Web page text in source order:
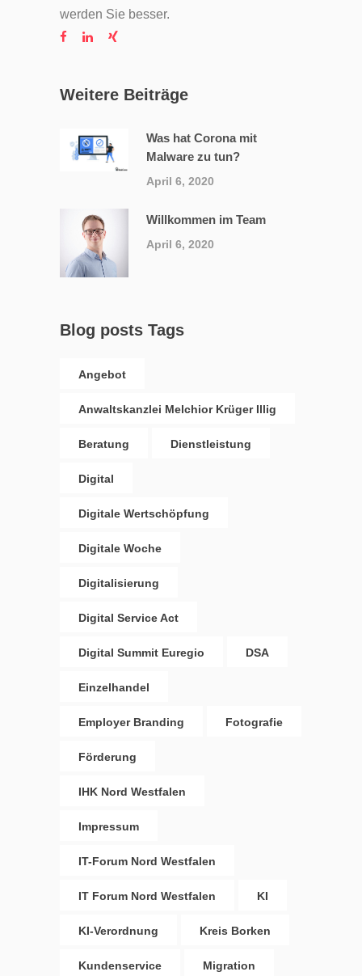
werden Sie besser.
Weitere Beiträge
Was hat Corona mit
Malware zu tun?
April 6, 2020
Willkommen im Team
April 6, 2020
Blog posts Tags
Angebot
Anwaltskanzlei Melchior Krüger Illig
Beratung Dienstleistung
Digital
Digitale Wertschöpfung
Digitale Woche
Digitalisierung
Digital Service Act
Digital Summit Euregio DSA
Einzelhandel
Employer Branding Fotografie
Förderung
IHK Nord Westfalen
Impressum
IT-Forum Nord Westfalen
IT Forum Nord Westfalen KI
KI-Verordnung Kreis Borken
Kundenservice Migration